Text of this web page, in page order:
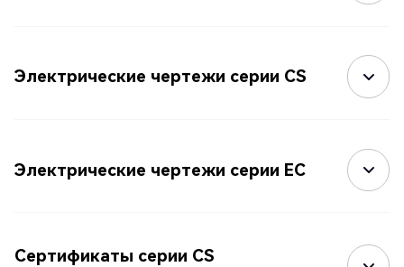
Электрические чертежи серии CS
Электрические чертежи серии EC
Сертификаты серии CS